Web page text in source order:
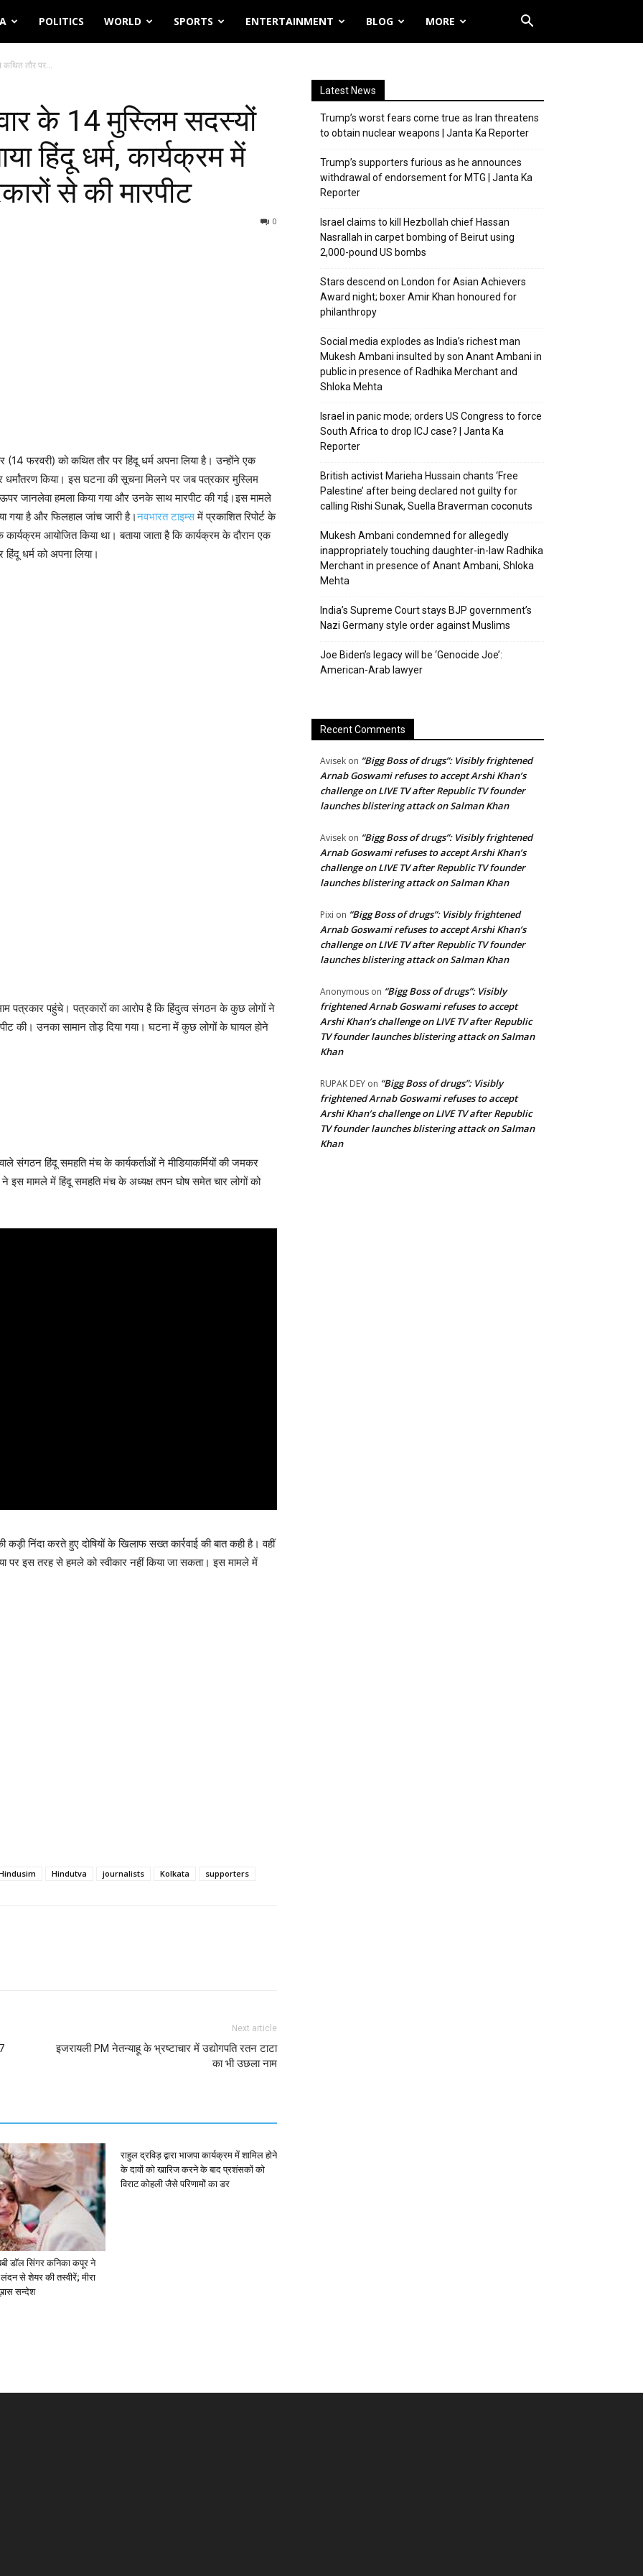
POLITICS WORLD SPORTS ENTERTAINMENT BLOG MORE
कथित तौर पर...
के 14 मुस्लिम सदस्यों
हिंदू धर्म, कार्यक्रम में
से की मारपीट
0
(14 फरवरी) को कथित तौर पर हिंदू धर्म अपना लिया है। उन्होंने एक
धर्मांतरण किया। इस घटना की सूचना मिलने पर जब पत्रकार मुस्लिम
जानलेवा हमला किया गया और उनके साथ मारपीट की गई।इस मामले
गया है और फिलहाल जांच जारी है।नवभारत टाइम्समें प्रकाशित रिपोर्ट के
आयोजित किया था। बताया जाता है कि कार्यक्रम के दौरान एक
धर्म को अपना लिया।
पत्रकार पहुंचे। पत्रकारों का आरोप है कि हिंदुत्व संगठन के कुछ लोगों ने
की। उनका सामान तोड़ दिया गया। घटना में कुछ लोगों के घायल होने
हिंदू समहति मंच के कार्यकर्ताओं ने मीडियाकर्मियों की जमकर
मामले में हिंदू समहति मंच के अध्यक्ष तपन घोष समेत चार लोगों को
कड़ी निंदा करते हुए दोषियों के खिलाफ सख्त कार्रवाई की बात कही है। वहीं
पर इस तरह से हमले को स्वीकार नहीं किया जा सकता। इस मामले में
Hindutva journalists Kolkata supporters
Next article
इजरायली PM नेतन्याहू के भ्रष्टाचार में उद्योगपति रतन टाटा
का भी उछला नाम
डॉल सिंगर कनिका कपूर ने
से शेयर की तस्वीरें; मीरा
सन्देश
राहुल द्रविड़ द्वारा भाजपा कार्यक्रम में शामिल होने
के दावों को खारिज करने के बाद प्रशंसकों को
विराट कोहली जैसे परिणामों का डर
Latest News
Trump’s worst fears come true as Iran threatens
to obtain nuclear weapons | Janta Ka Reporter
Trump’s supporters furious as he announces
withdrawal of endorsement for MTG | Janta Ka
Reporter
Israel claims to kill Hezbollah chief Hassan
Nasrallah in carpet bombing of Beirut using
2,000-pound US bombs
Stars descend on London for Asian Achievers
Award night; boxer Amir Khan honoured for
philanthropy
Social media explodes as India’s richest man
Mukesh Ambani insulted by son Anant Ambani in
public in presence of Radhika Merchant and
Shloka Mehta
Israel in panic mode; orders US Congress to force
South Africa to drop ICJ case? | Janta Ka
Reporter
British activist Marieha Hussain chants ‘Free
Palestine’ after being declared not guilty for
calling Rishi Sunak, Suella Braverman coconuts
Mukesh Ambani condemned for allegedly
inappropriately touching daughter-in-law Radhika
Merchant in presence of Anant Ambani, Shloka
Mehta
India’s Supreme Court stays BJP government’s
Nazi Germany style order against Muslims
Joe Biden’s legacy will be ‘Genocide Joe’:
American-Arab lawyer
Recent Comments
Avisek on “Bigg Boss of drugs”: Visibly frightened
Arnab Goswami refuses to accept Arshi Khan’s
challenge on LIVE TV after Republic TV founder
launches blistering attack on Salman Khan
Avisek on “Bigg Boss of drugs”: Visibly frightened
Arnab Goswami refuses to accept Arshi Khan’s
challenge on LIVE TV after Republic TV founder
launches blistering attack on Salman Khan
Pixi on “Bigg Boss of drugs”: Visibly frightened
Arnab Goswami refuses to accept Arshi Khan’s
challenge on LIVE TV after Republic TV founder
launches blistering attack on Salman Khan
Anonymous on “Bigg Boss of drugs”: Visibly
frightened Arnab Goswami refuses to accept
Arshi Khan’s challenge on LIVE TV after Republic
TV founder launches blistering attack on Salman
Khan
RUPAK DEY on “Bigg Boss of drugs”: Visibly
frightened Arnab Goswami refuses to accept
Arshi Khan’s challenge on LIVE TV after Republic
TV founder launches blistering attack on Salman
Khan